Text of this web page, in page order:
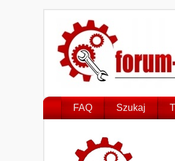
FAQ Szukaj